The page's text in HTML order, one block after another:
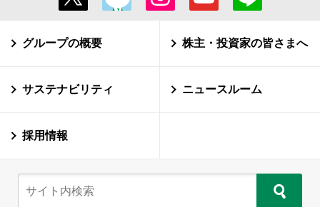
グループの概要 株主・投資家の皆さまへ
サステナビリティ ニュースルーム
採用情報